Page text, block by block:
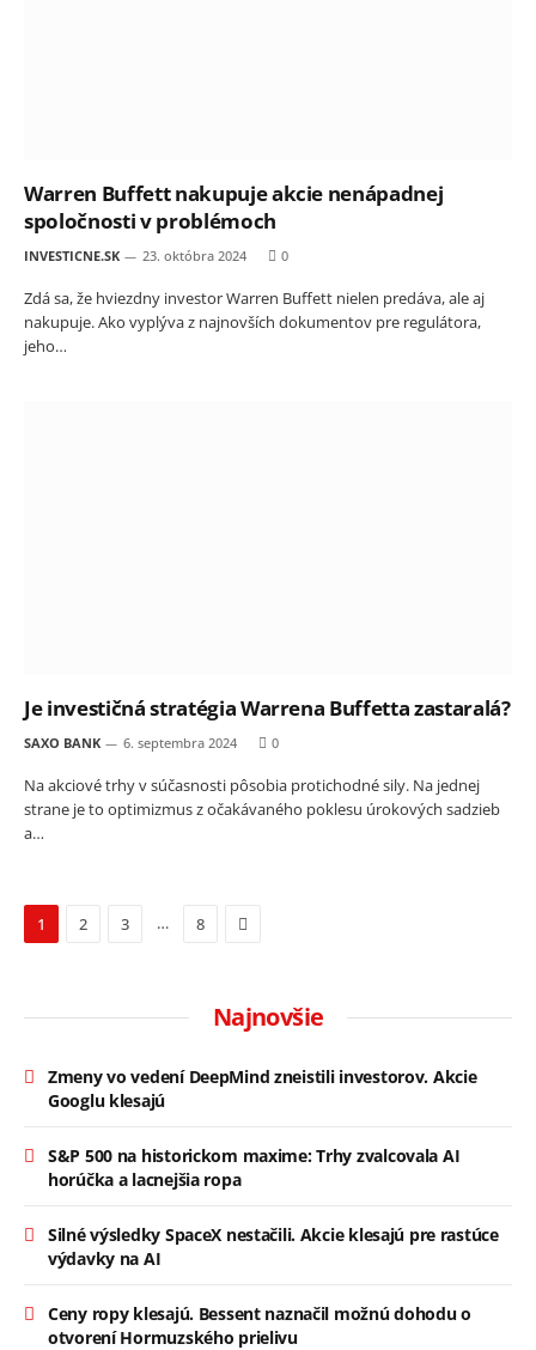
Warren Buffett nakupuje akcie nenápadnej
spoločnosti v problémoch
INVESTICNE.SK 23. októbra 2024 0
Zdá sa, že hviezdny investor Warren Buffett nielen predáva, ale aj
nakupuje. Ako vyplýva z najnovších dokumentov pre regulátora,
jeho…
Je investičná stratégia Warrena Buffetta zastaralá?
SAXO BANK 6. septembra 2024 0
Na akciové trhy v súčasnosti pôsobia protichodné sily. Na jednej
strane je to optimizmus z očakávaného poklesu úrokových sadzieb
a…
1 2 3 … 8 Next
Najnovšie
Zmeny vo vedení DeepMind zneistili investorov. Akcie
Googlu klesajú
S&P 500 na historickom maxime: Trhy zvalcovala AI
horúčka a lacnejšia ropa
Silné výsledky SpaceX nestačili. Akcie klesajú pre rastúce
výdavky na AI
Ceny ropy klesajú. Bessent naznačil možnú dohodu o
otvorení Hormuzského prielivu